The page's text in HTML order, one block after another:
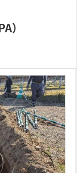
）